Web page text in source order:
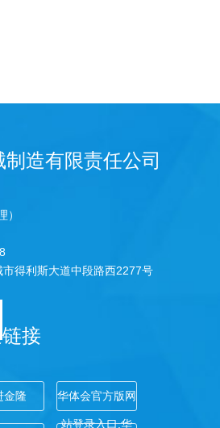
造有限责任公司
）
得利斯大道中段路西2277号
接
金隆 华体会官方版网
站登录入口,华